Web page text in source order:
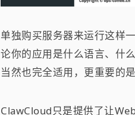
单独购买服务器来运行这样
论你的应用是什么语言、什
当然也完全适用，更重要的
ClawCloud只是提供了让